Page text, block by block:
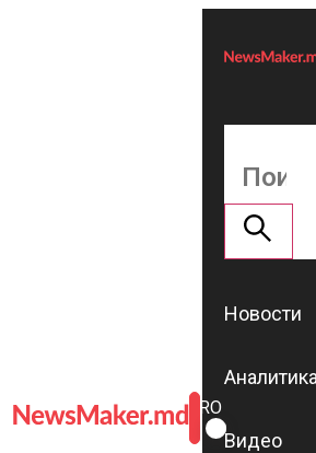
ROMÂNĂ
RU
Новости
Аналитика
Видео